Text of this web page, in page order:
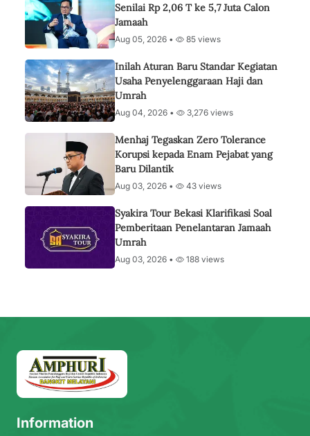
Senilai Rp 2,06 T ke 5,7 Juta Calon
Jamaah
Aug 05, 2026 • 85 views
Inilah Aturan Baru Standar Kegiatan
Usaha Penyelenggaraan Haji dan
Umrah
Aug 04, 2026 • 3,276 views
Menhaj Tegaskan Zero Tolerance
Korupsi kepada Enam Pejabat yang
Baru Dilantik
Aug 03, 2026 • 43 views
Syakira Tour Bekasi Klarifikasi Soal
Pemberitaan Penelantaran Jamaah
Umrah
Aug 03, 2026 • 188 views
Information